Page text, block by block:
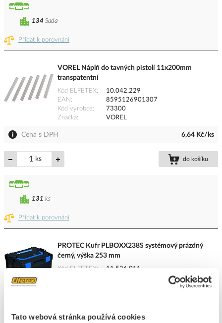
Tato webová stránka používá cookies
Přidat k porovnání
134 Sada
VOREL Náplň do tavných pistolí 11x200mm
transpatentní
Kód ELFETEX
10.042.229
EAN
8595126901307
Kód výrobce
73300
Značka
VOREL
Cena s DPH 6,64 Kč/ks
ks do košíku
Přidat k porovnání
131 ks
PROTEC Kufr PLBOXX238S systémový prázdný
černý, výška 253 mm
Kód ELFETEX
11.526.011
Značka
PROTEC.CLASS
Cena s DPH